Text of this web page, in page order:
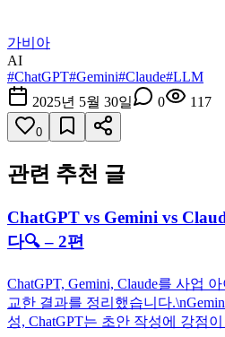
가비아
AI
#ChatGPT#Gemini#Claude#LLM
2025년 5월 30일
0 117
0
관련 추천 글
ChatGPT vs Gemini vs
다🔍 – 2편
ChatGPT, Gemini, Claude를 사업
교한 결과를 정리했습니다
성, ChatGPT는 초안 작성에 강점